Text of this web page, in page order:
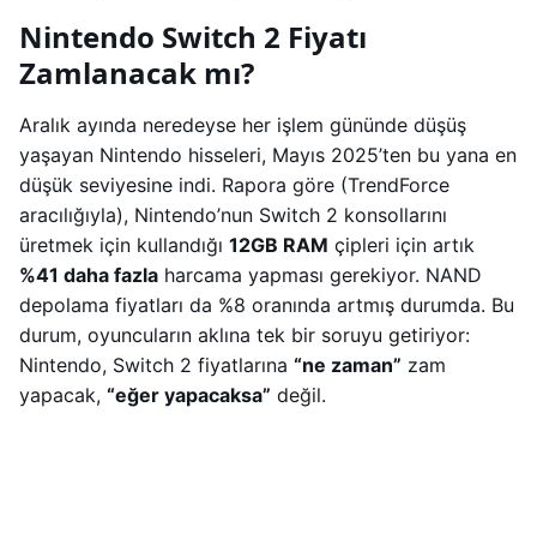
Nintendo Switch 2 Fiyatı
Zamlanacak mı?
Aralık ayında neredeyse her işlem gününde düşüş
yaşayan Nintendo hisseleri, Mayıs 2025’ten bu yana en
düşük seviyesine indi. Rapora göre (TrendForce
aracılığıyla), Nintendo’nun Switch 2 konsollarını
üretmek için kullandığı 12GB RAM çipleri için artık
%41 daha fazla harcama yapması gerekiyor. NAND
depolama fiyatları da %8 oranında artmış durumda. Bu
durum, oyuncuların aklına tek bir soruyu getiriyor:
Nintendo, Switch 2 fiyatlarına “ne zaman” zam
yapacak, “eğer yapacaksa” değil.